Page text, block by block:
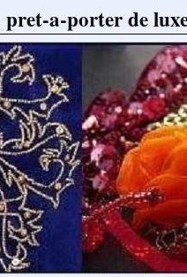
a-porter de